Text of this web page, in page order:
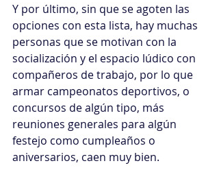
Y por último, sin que se agoten las
opciones con esta lista, hay muchas
personas que se motivan con la
socialización y el espacio lúdico con
compañeros de trabajo, por lo que
armar campeonatos deportivos, o
concursos de algún tipo, más
reuniones generales para algún
festejo como cumpleaños o
aniversarios, caen muy bien.